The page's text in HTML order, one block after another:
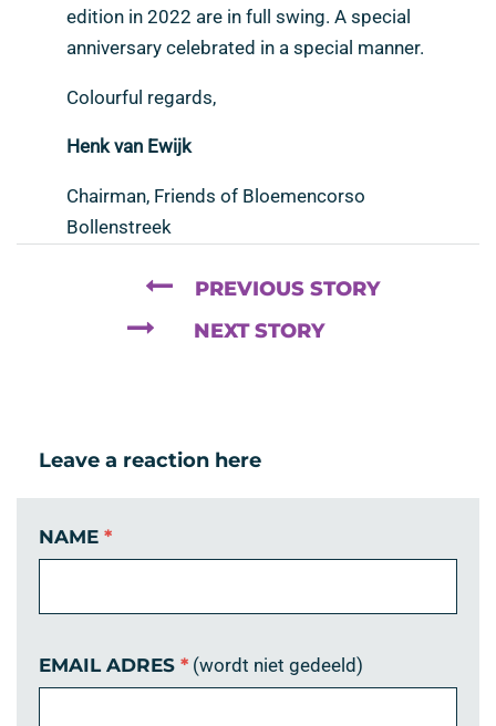
edition in 2022 are in full swing. A special
anniversary celebrated in a special manner.
Colourful regards,
Henk van Ewijk
Chairman, Friends of Bloemencorso
Bollenstreek
PREVIOUS STORY
NEXT STORY
Leave a reaction here
NAME *
EMAIL ADRES * (wordt niet gedeeld)